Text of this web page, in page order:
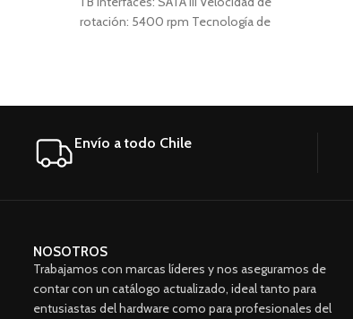
rotación: 5400 rpm Tecnología de
Envío a todo Chile
NOSOTROS
Trabajamos con marcas líderes y nos aseguramos de
contar con un catálogo actualizado, ideal tanto para
entusiastas del hardware como para profesionales del